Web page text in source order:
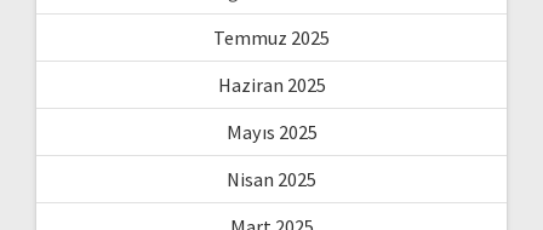
Temmuz 2025
Haziran 2025
Mayıs 2025
Nisan 2025